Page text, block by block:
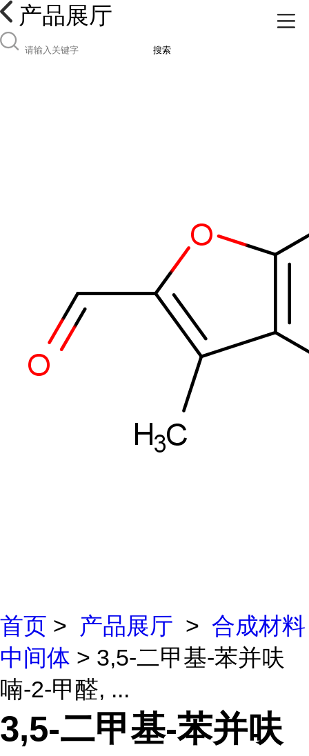
产品展厅
搜索
首页 > 产品展厅 > 合成材料
中间体 > 3,5-二甲基-苯并呋
喃-2-甲醛, ...
3,5-二甲基-苯并呋